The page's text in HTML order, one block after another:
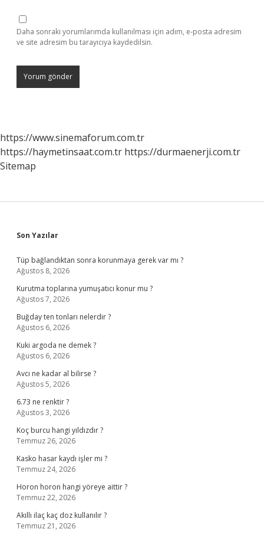
Daha sonraki yorumlarımda kullanılması için adım, e-posta adresim
ve site adresim bu tarayıcıya kaydedilsin.
https://www.sinemaforum.com.tr
https://haymetinsaat.com.tr https://durmaenerji.com.tr
Sitemap
Sidebar
Son Yazılar
Tüp bağlandıktan sonra korunmaya gerek var mı ?
Ağustos 8, 2026
Kurutma toplarına yumuşatıcı konur mu ?
Ağustos 7, 2026
Buğday ten tonları nelerdir ?
Ağustos 6, 2026
Kuki argoda ne demek ?
Ağustos 6, 2026
Avcı ne kadar al bilirse ?
Ağustos 5, 2026
6.73 ne renktir ?
Ağustos 3, 2026
Koç burcu hangi yıldızdır ?
Temmuz 26, 2026
Kasko hasar kaydı işler mi ?
Temmuz 24, 2026
Horon horon hangi yöreye aittir ?
Temmuz 22, 2026
Akıllı ilaç kaç doz kullanılır ?
Temmuz 21, 2026